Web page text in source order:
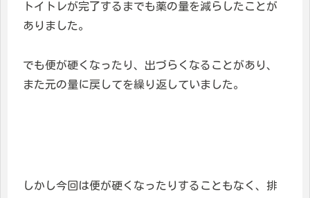
トイトレが完了するまでも薬の量を減らしたことが
ありました。
でも便が硬くなったり、出づらくなることがあり、
また元の量に戻してを繰り返していました。
しかし今回は便が硬くなったりすることもなく、排